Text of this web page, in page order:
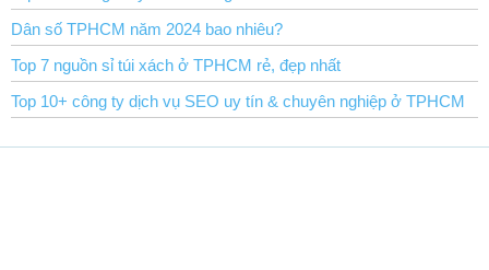
Dân số TPHCM năm 2024 bao nhiêu?
Top 7 nguồn sỉ túi xách ở TPHCM rẻ, đẹp nhất
Top 10+ công ty dịch vụ SEO uy tín & chuyên nghiệp ở TPHCM